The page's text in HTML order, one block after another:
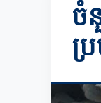
ចំ
ប្